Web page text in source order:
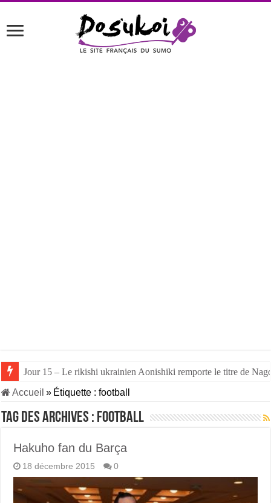
Jour 15 – Le rikishi ukrainien Aonishiki remporte le titre de
Accueil » Étiquette :football
Tag des archives : football
Hakuho fan du Barça
18 décembre 2015 0